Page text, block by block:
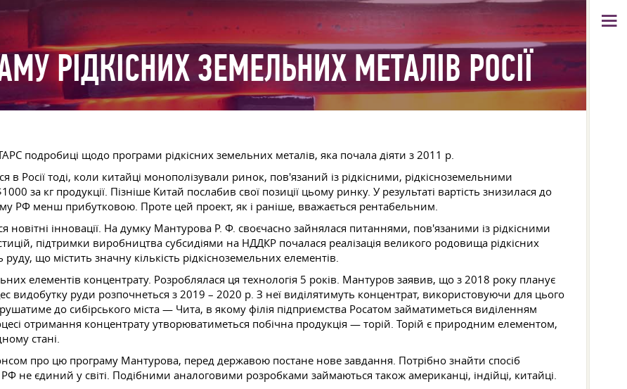
РІДКІСНИХ ЗЕМЕЛЬНИХ МЕТАЛІВ РОСІЇ
ТАРС подробиці щодо програми рідкісних земельних металів, яка почала діяти з 2011 р.
Росії тоді, коли китайці монополізували ринок, пов'язаний із рідкісними, рідкісноземельними
за кг продукції. Пізніше Китай послабив свої позиції цьому ринку. У результаті вартість знизилася до
РФ менш прибутковою. Проте цей проект, як і раніше, вважається рентабельним.
новітні інновації. На думку Мантурова Р. Ф. своєчасно зайнялася питаннями, пов'язаними із рідкісними
підтримки виробництва субсидіями на НДДКР почалася реалізація великого родовища рідкісних
що містить значну кількість рідкісноземельних елементів.
елементів концентрату. Розроблялася ця технологія 5 років. Мантуров заявив, що з 2018 року планує
руди розпочнеться з 2019 – 2020 р. З неї виділятимуть концентрат, використовуючи для цього
до сибірського міста — Чита, в якому філія підприємства Росатом займатиметься виділенням
отримання концентрату утворюватиметься побічна продукція — торій. Торій є природним елементом,
стані.
про цю програму Мантурова, перед державою постане нове завдання. Потрібно знайти спосіб
РФ не єдиний у світі. Подібними аналоговими розробками займаються також американці, індійці, китайці.